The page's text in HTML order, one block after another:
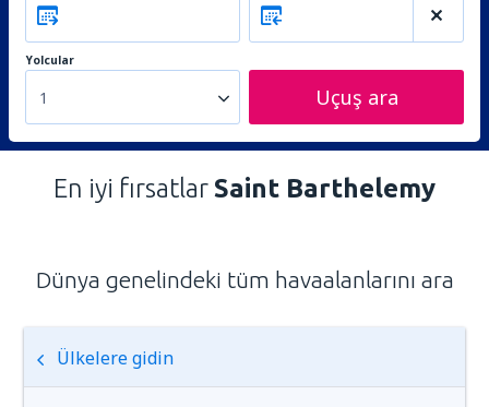
Yolcular
1 Uçuş ara
En iyi fırsatlarSaint Barthelemy
Dünya genelindeki tüm havaalanlarını ara
Ülkelere gidin